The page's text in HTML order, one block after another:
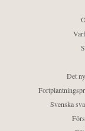
Det
Svenska